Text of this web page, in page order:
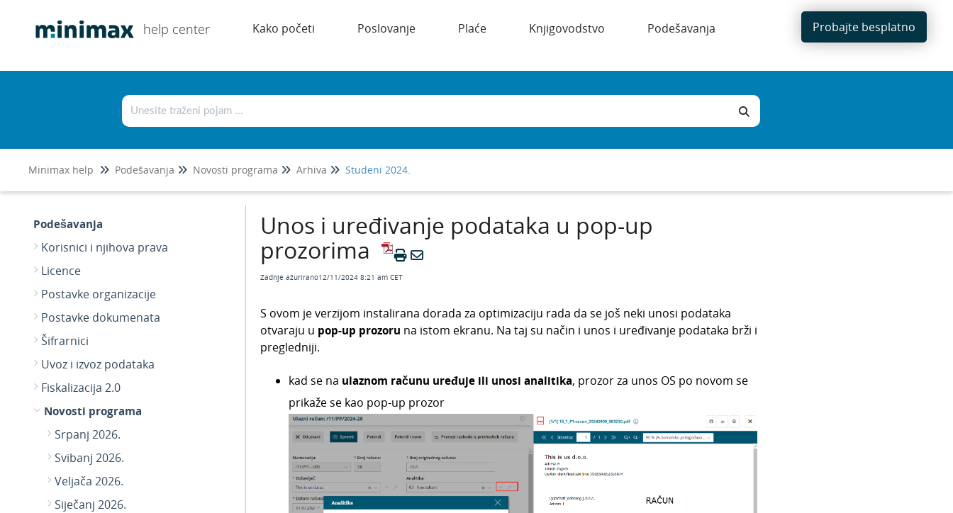
help center Kako početi Poslovanje Plaće Knjigovodstvo Podešavanja Probajte besplatno
Minimax help Podešavanja Novosti programa Arhiva Studeni 2024.
Podešavanja
Korisnici i njihova prava
Licence
Postavke organizacije
Postavke dokumenata
Šifrarnici
Uvoz i izvoz podataka
Fiskalizacija 2.0
Novosti programa
Srpanj 2026.
Svibanj 2026.
Veljača 2026.
Siječanj 2026.
Unos i uređivanje podataka u pop-up
prozorima
Zadnje ažurirano12/11/2024 8:21 am CET
S ovom je verzijom instalirana dorada za optimizaciju rada da se još neki unosi podataka
otvaraju u pop-up prozoru na istom ekranu. Na taj su način i unos i uređivanje podataka brži i
pregledniji.
kad se na ulaznom računu uređuje ili unosi analitika, prozor za unos OS po novom se
prikaže se kao pop-up prozor